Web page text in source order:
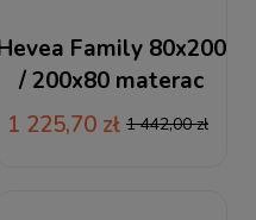
Family 80x200
/ 200x80 materac
lateksowy
1 225,70 zł 1 442,00 zł